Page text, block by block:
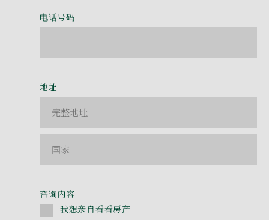
电话号码
地址
咨询内容
我想亲自看看房产